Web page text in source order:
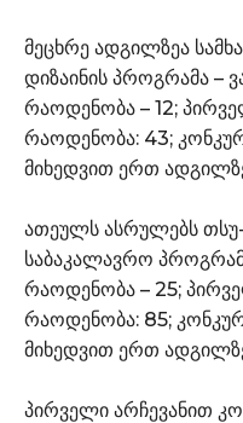
მეცხრე ადგილზეა
დიზაინის პროგრამა –
რაოდენობა – 12;
რაოდენობა: 43;
მიხედვით ერთ
ათეულს ასრულებს
საბაკალავრო
რაოდენობა – 25;
რაოდენობა: 85;
მიხედვით ერთ
პირველი არჩევანით